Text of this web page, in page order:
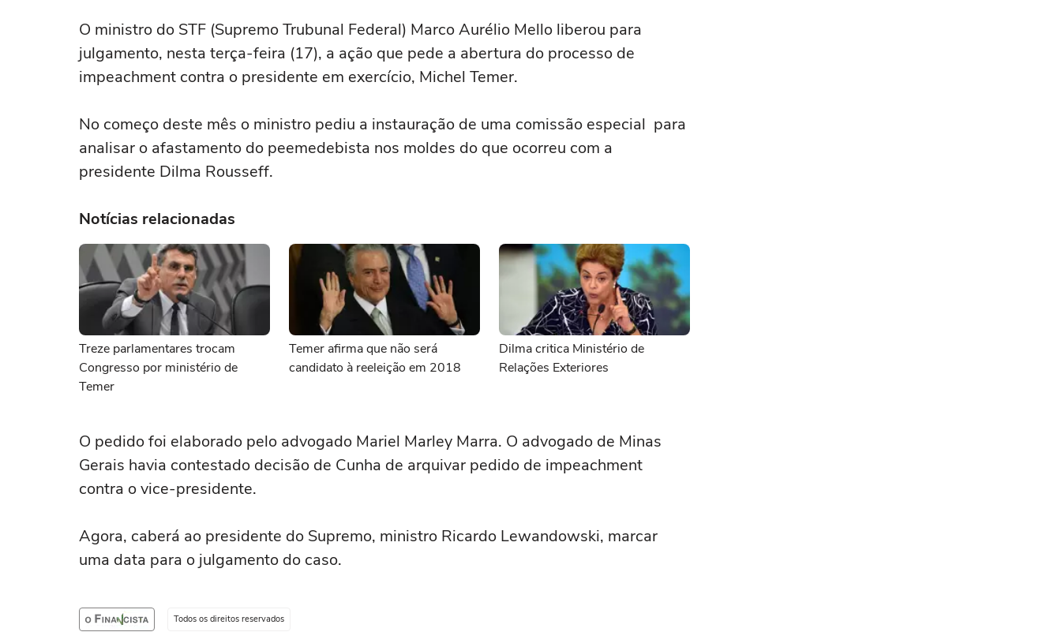
O ministro do STF (Supremo Trubunal Federal) Marco Aurélio Mello liberou para
julgamento, nesta terça-feira (17), a ação que pede a abertura do processo de
impeachment contra o presidente em exercício, Michel Temer.
No começo deste mês o ministro pediu a instauração de uma comissão especial para
analisar o afastamento do peemedebista nos moldes do que ocorreu com a
presidente Dilma Rousseff.
Notícias relacionadas
Treze parlamentares trocam
Congresso por ministério de
Temer
Temer afirma que não será
candidato à reeleição em 2018
Dilma critica Ministério de
Relações Exteriores
O pedido foi elaborado pelo advogado Mariel Marley Marra. O advogado de Minas
Gerais havia contestado decisão de Cunha de arquivar pedido de impeachment
contra o vice-presidente.
Agora, caberá ao presidente do Supremo, ministro Ricardo Lewandowski, marcar
uma data para o julgamento do caso.
Todos os direitos reservados